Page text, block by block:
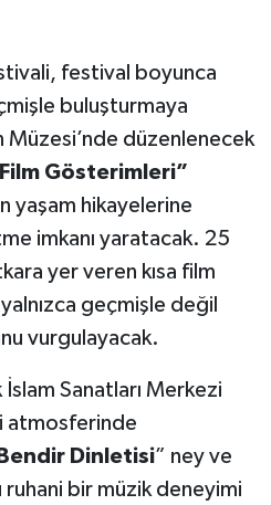
festival boyunca
buluşturmaya
düzenlenecek
Film Gösterimleri”
yaşam hikayelerine
imkanı yaratacak. 25
yer veren kısa film
geçmişle değil
vurgulayacak.
İslam Sanatları Merkezi
atmosferinde
Dinletisi” ney ve
bir müzik deneyimi